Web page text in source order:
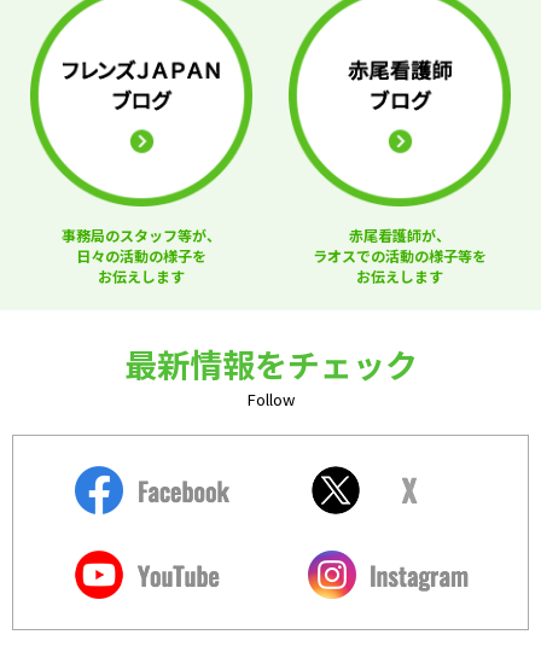
事務局のスタッフ等が、
日々の活動の様子を
お伝えします
赤尾看護師が、
ラオスでの活動の様子等を
お伝えします
最新情報をチェック
Follow